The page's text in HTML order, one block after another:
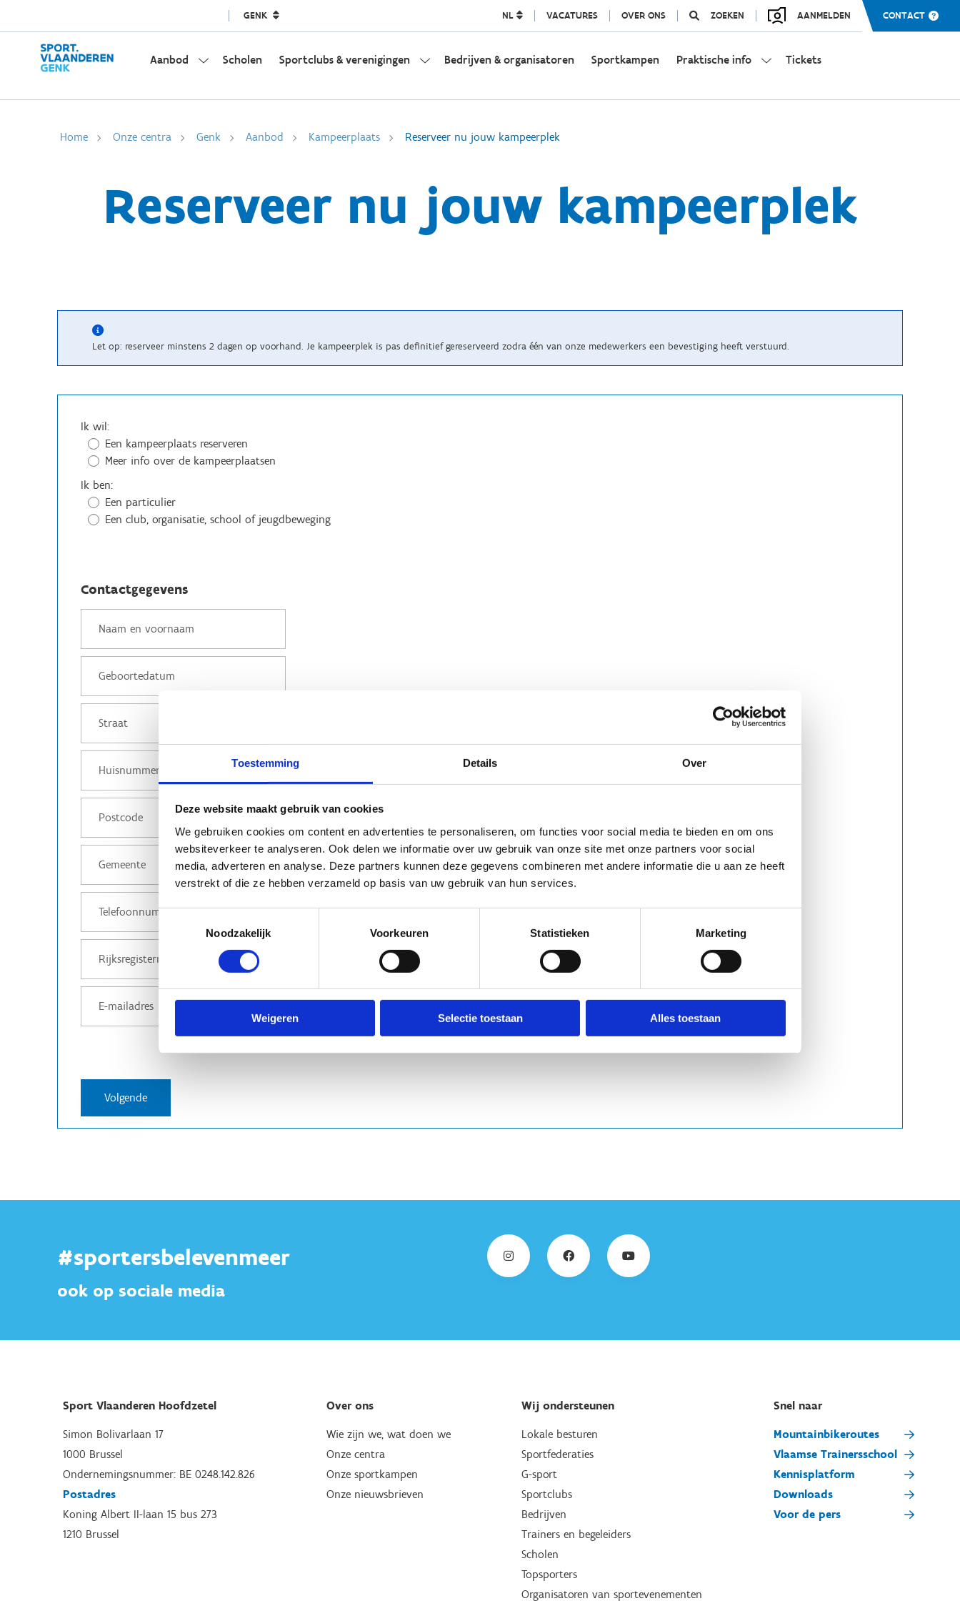
Toestemming Details Over
Deze website maakt gebruik van cookies
We gebruiken cookies om content en advertenties te personaliseren, om functies voor social media te bieden en om ons
websiteverkeer te analyseren. Ook delen we informatie over uw gebruik van onze site met onze partners voor social
media, adverteren en analyse. Deze partners kunnen deze gegevens combineren met andere informatie die u aan ze heeft
verstrekt of die ze hebben verzameld op basis van uw gebruik van hun services.
Noodzakelijk
Voorkeuren Statistieken Marketing
Weigeren Selectie toestaan Alles toestaan
GENK NL VACATURES OVER ONS ZOEKEN AANMELDEN CONTACT
Aanbod Scholen Sportclubs & verenigingen Bedrijven & organisatoren Sportkampen Praktische info Tickets
Home Onze centra Genk Aanbod Kampeerplaats Reserveer nu jouw kampeerplek
Reserveer nu jouw kampeerplek
Let op: reserveer minstens 2 dagen op voorhand. Je kampeerplek is pas definitief gereserveerd zodra één van onze medewerkers een bevestiging heeft verstuurd.
Ik wil:
Een kampeerplaats reserveren
Meer info over de kampeerplaatsen
Ik ben:
Een particulier
Een club, organisatie, school of jeugdbeweging
Contactgegevens
#sportersbelevenmeer
ook op sociale media
Sport Vlaanderen Hoofdzetel
Simon Bolivarlaan 17
1000 Brussel
Ondernemingsnummer: BE 0248.142.826
Postadres
Koning Albert II-laan 15 bus 273
1210 Brussel
Over ons
Wie zijn we, wat doen we
Onze centra
Onze sportkampen
Onze nieuwsbrieven
Wij ondersteunen
Lokale besturen
Sportfederaties
G-sport
Sportclubs
Bedrijven
Trainers en begeleiders
Scholen
Topsporters
Organisatoren van sportevenementen
Snel naar
Mountainbikeroutes
Vlaamse Trainersschool
Kennisplatform
Downloads
Voor de pers